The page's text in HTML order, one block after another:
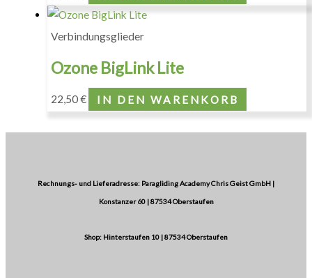
Verbindungsglieder
Ozone BigLink Lite
22,50€ IN DEN WARENKORB
Rechnungs- und Lieferadresse: Paragliding Academy Chris Geist GmbH |
Konstanzer 60 | 87534 Oberstaufen
Shop: Hinterstaufen 10 | 87534 Oberstaufen